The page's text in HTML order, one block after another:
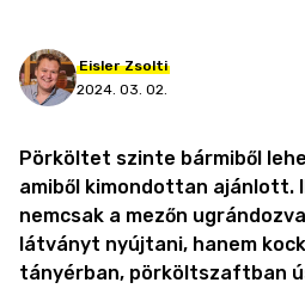
Eisler Zsolti
2024. 03. 02.
Pörköltet szinte bármiből
amiből kimondottan ajánlott.
nemcsak a mezőn
látványt nyújtani, hanem
tányérban, pörköltszaftban